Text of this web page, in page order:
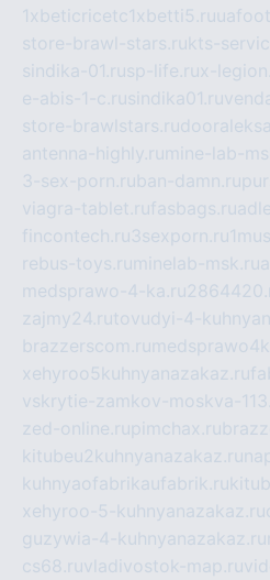
1xbeticricetc1xbetti5.ru
store-brawl-stars.rukts-
sindika-01.rusp-life.rux-
e-abis-1-c.rusindika01.ru
store-brawlstars.ru
antenna-highly.ru mine-lab-
3-sex-porn.ruban-damn.ru
viagra-tablet.rufasbags.ru
fincontech.ru3sexporn.ru
rebus-toys.ru minelab-msk.ru
medsprawo-4-ka.ru
zajmy24.rutovudyi-4-
brazzerscom.ru
xehyroo5kuhnyanazakaz.ru
vskrytie-zamkov-moskva-
zed-online.rupimchax.ru
kitubeu2kuhnyanazakaz.ru
kuhnyaofabrikaufabrik.ru
xehyroo-5-kuhnyanazakaz.ru
guzywia-4-kuhnyanazakaz.ru
cs68.ruvladivostok-map.ru